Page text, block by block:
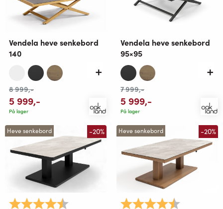
Vendela heve senkebord
140
8 999,-
5 999,-
På lager
Vendela heve senkebord
95×95
7 999,-
5 999,-
På lager
Heve senkebord -20%
Karakter: 4.8 av 5 mulige
Heve senkebord -20%
Karakter: